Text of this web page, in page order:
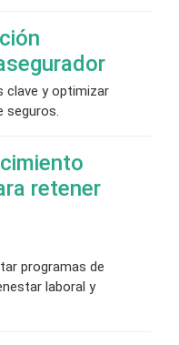
clave y optimizar
seguros.
retener
programas de
laboral y